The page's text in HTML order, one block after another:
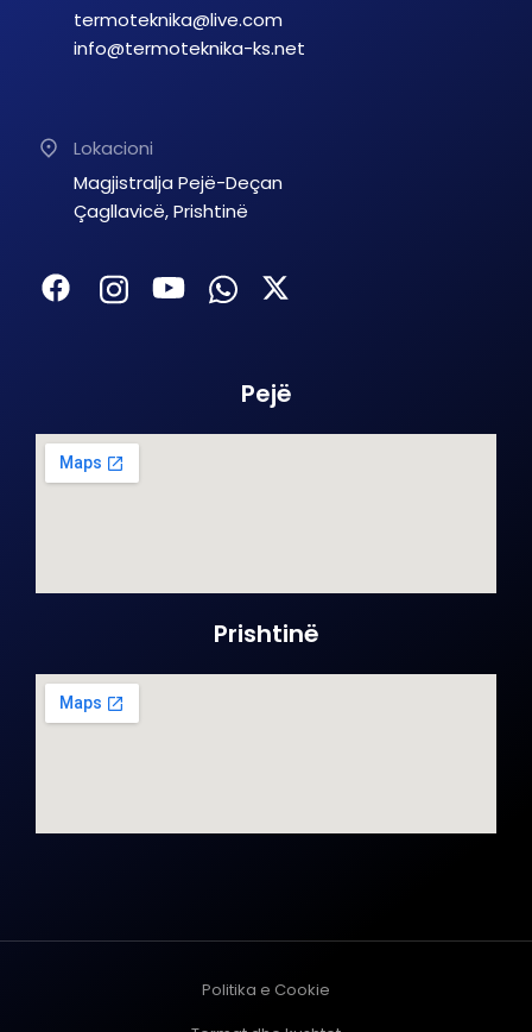
termoteknika@live.com
info@termoteknika-ks.net
Lokacioni
Magjistralja Pejë-Deçan
Çagllavicë, Prishtinë
Pejë
Prishtinë
Politika e Cookie